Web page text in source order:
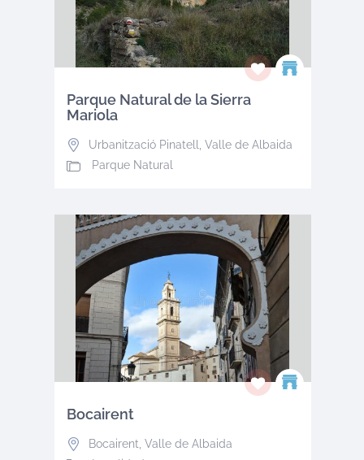
Parque Natural de la Sierra
Mariola
Urbanització Pinatell
Valle de Albaida
Parque Natural
Bocairent
Bocairent Valle de Albaida